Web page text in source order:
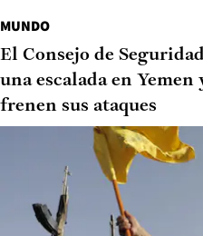
MUNDO
El Consejo de
una escalada en
frenen sus ataques